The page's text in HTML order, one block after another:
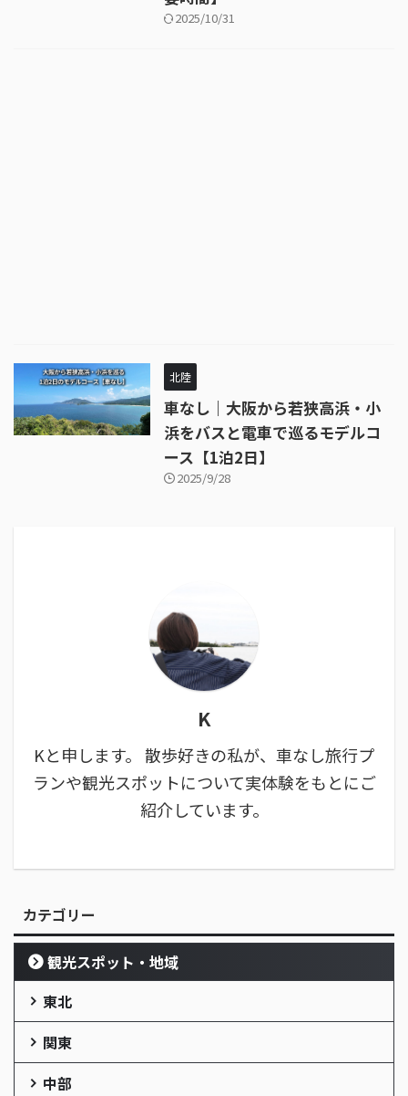
2025/10/31
北陸
車なし｜大阪から若狭高浜・小
浜をバスと電車で巡るモデルコ
ース【1泊2日】
2025/9/28
K
Kと申します。 散歩好きの私が、車なし旅行プ
ランや観光スポットについて実体験をもとにご
紹介しています。
カテゴリー
観光スポット・地域
東北
関東
中部